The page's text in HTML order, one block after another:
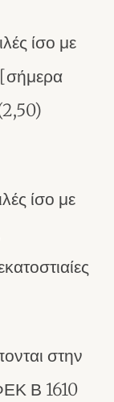
ίσο με
[σήμερα
ίσο με
στην
Β 1610